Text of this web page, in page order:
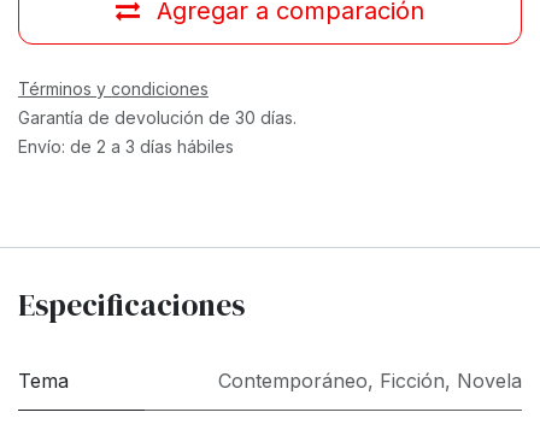
Agregar a comparación
Términos y condiciones
Garantía de devolución de 30 días.
Envío: de 2 a 3 días hábiles
Especificaciones
Tema Contemporáneo, Ficción, Novela